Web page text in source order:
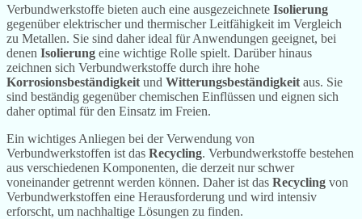
Verbundwerkstoffe bieten auch eine ausgezeichnete Isolierung
gegenüber elektrischer und thermischer Leitfähigkeit im Vergleich
zu Metallen. Sie sind daher ideal für Anwendungen geeignet, bei
denen Isolierung eine wichtige Rolle spielt. Darüber hinaus
zeichnen sich Verbundwerkstoffe durch ihre hohe
Korrosionsbeständigkeit und Witterungsbeständigkeit aus. Sie
sind beständig gegenüber chemischen Einflüssen und eignen sich
daher optimal für den Einsatz im Freien.
Ein wichtiges Anliegen bei der Verwendung von
Verbundwerkstoffen ist das Recycling. Verbundwerkstoffe bestehen
aus verschiedenen Komponenten, die derzeit nur schwer
voneinander getrennt werden können. Daher ist das Recycling von
Verbundwerkstoffen eine Herausforderung und wird intensiv
erforscht, um nachhaltige Lösungen zu finden.